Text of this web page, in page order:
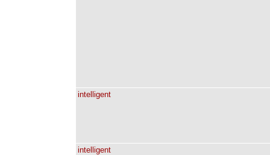
intelligent
intelligent